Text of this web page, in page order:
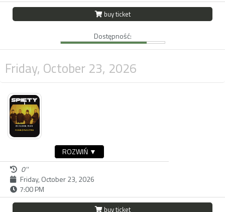
buy ticket
Dostępność:
Friday, October 23, 2026
ROZWIŃ ▼
0''
Friday, October 23, 2026
7:00 PM
buy ticket